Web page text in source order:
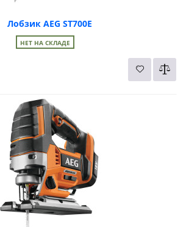
Лобзик AEG ST700E
НЕТ НА СКЛАДЕ